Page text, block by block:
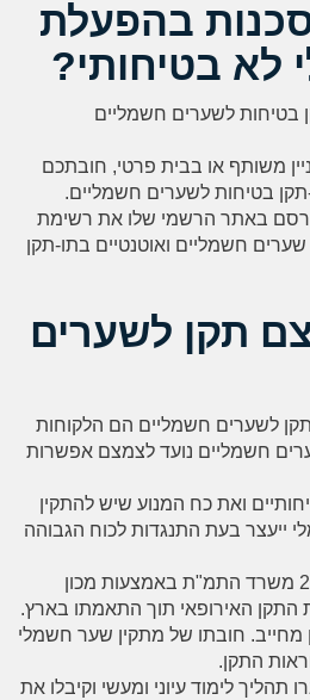
בהפעלת
בטיחותי?
בטיחות לשערים חשמליים
משותף או בבית פרטי, חובתכם
בטיחות לשערים חשמליים.
באתר הרשמי שלו את רשימת
חשמליים ואוטנטיים בתו-תקן
תקן לשערים
תקן לשערים חשמליים הם הלקוחות
חשמליים נועד לצמצם אפשרות
ואת כח המנוע שיש להתקין
ייעצר בעת התנגדות לכוח הגבוהה
כבר בחודש אוקטובר 2006 משרד התמ"ת באמצעות מכון
התקן האירופאי תוך התאמתו בארץ.
מחייב. חובתו של מתקין שער חשמלי
התקן.
לימוד עיוני ומעשי וקיבלו את